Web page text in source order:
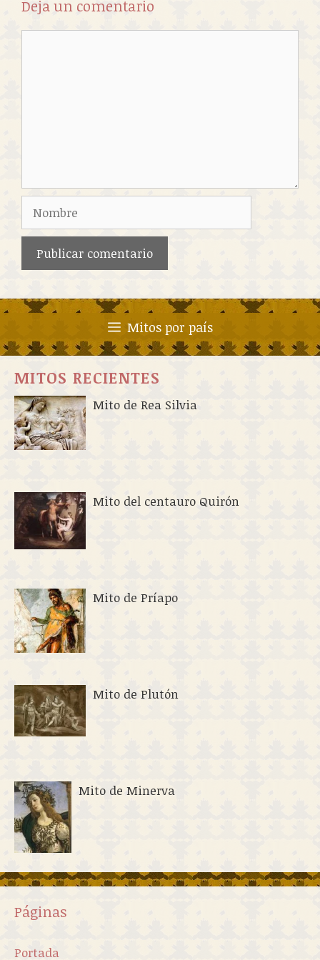
Deja un comentario
Nombre
Mitos por país
MITOS RECIENTES
Mito de Rea Silvia
Mito del centauro Quirón
Mito de Príapo
Mito de Plutón
Mito de Minerva
Páginas
Portada